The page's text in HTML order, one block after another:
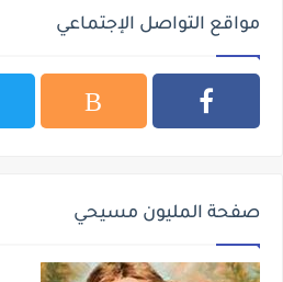
مواقع التواصل الإجتماعي
صفحة المليون مسيحي